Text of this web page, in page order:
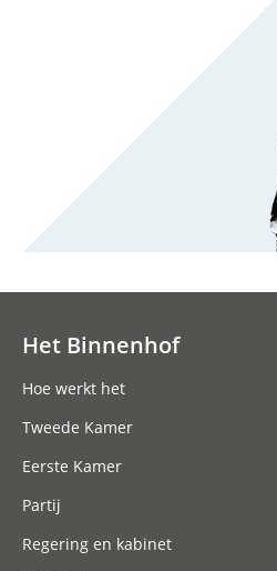
Het Binnenhof
Hoe werkt het
Tweede Kamer
Eerste Kamer
Partij
Regering en kabinet